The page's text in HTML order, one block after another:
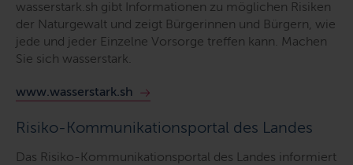
wasserstark.sh gibt Informationen zu möglichen Risiken
der Naturgewalt und zeigt Bürgerinnen und Bürgern, wie
jede und jeder Einzelne Vorsorge treffen kann. Machen
Sie sich wasserstark.
www.wasserstark.sh
Risiko-Kommunikationsportal des Landes
Das Risiko-Kommunikationsportal des Landes informiert